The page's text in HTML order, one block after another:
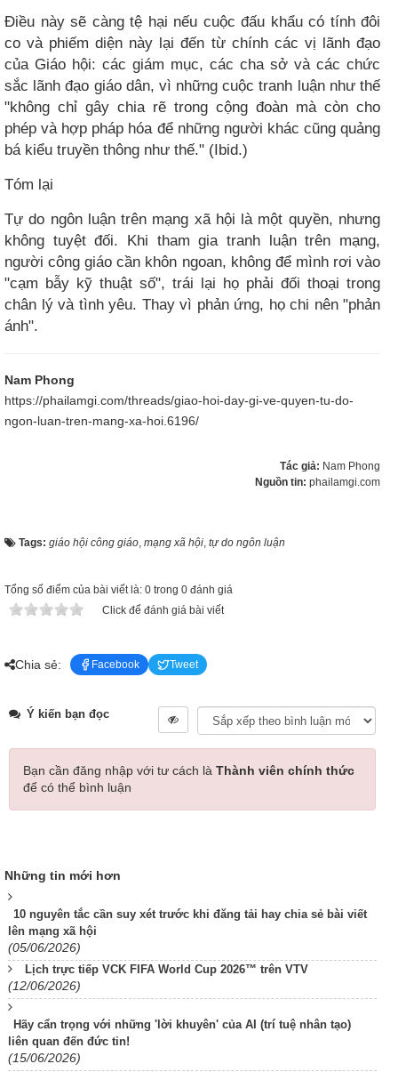
Điều này sẽ càng tệ hại nếu cuộc đấu khẩu có tính đôi
co và phiếm diện này lại đến từ chính các vị lãnh đạo
của Giáo hội: các giám mục, các cha sở và các chức
sắc lãnh đạo giáo dân, vì những cuộc tranh luận như thế
"không chỉ gây chia rẽ trong cộng đoàn mà còn cho
phép và hợp pháp hóa để những người khác cũng quảng
bá kiểu truyền thông như thế." (Ibid.)
​Tóm lại​
Tự do ngôn luận trên mạng xã hội là một quyền, nhưng
không tuyệt đối. Khi tham gia tranh luận trên mạng,
người công giáo cần khôn ngoan, không để mình rơi vào
"cạm bẫy kỹ thuật số", trái lại họ phải đối thoại trong
chân lý và tình yêu. Thay vì phản ứng, họ chi nên "phản
ánh".​
Nam Phong
https://phailamgi.com/threads/giao-hoi-day-gi-ve-quyen-tu-do-
ngon-luan-tren-mang-xa-hoi.6196/
Tác giả: Nam Phong
Nguồn tin: phailamgi.com
Tags: giáo hội công giáo, mạng xã hội, tự do ngôn luận
Tổng số điểm của bài viết là: 0 trong 0 đánh giá
Click để đánh giá bài viết
Chia sẻ: Facebook Tweet
Ý kiến bạn đọc
Bạn cần đăng nhập với tư cách là Thành viên chính thức
để có thể bình luận
Những tin mới hơn
10 nguyên tắc cần suy xét trước khi đăng tải hay chia sẻ bài viết
lên mạng xã hội
(05/06/2026)
Lịch trực tiếp VCK FIFA World Cup 2026™ trên VTV
(12/06/2026)
Hãy cẩn trọng với những 'lời khuyên' của AI (trí tuệ nhân tạo)
liên quan đến đức tin!
(15/06/2026)